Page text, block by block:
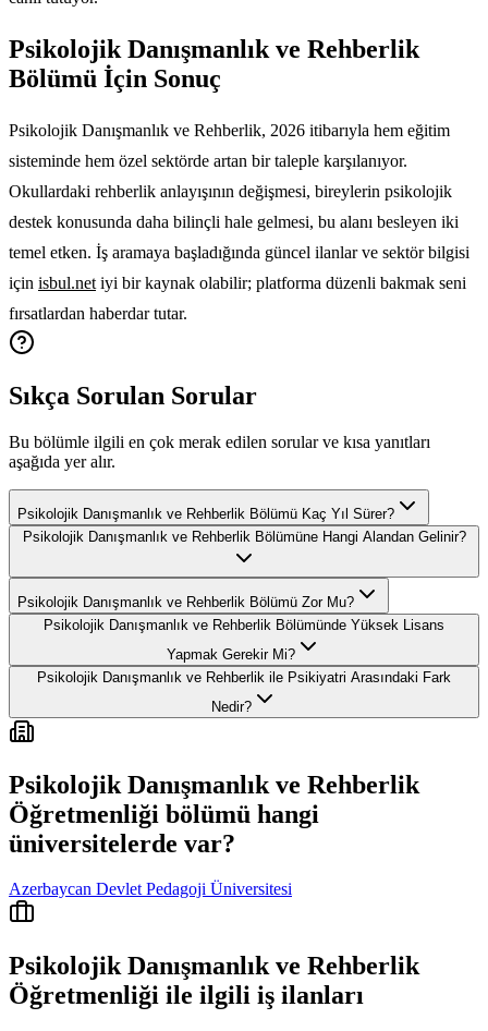
Psikolojik Danışmanlık ve Rehberlik
Bölümü İçin Sonuç
Psikolojik Danışmanlık ve Rehberlik, 2026 itibarıyla hem eğitim
sisteminde hem özel sektörde artan bir taleple karşılanıyor.
Okullardaki rehberlik anlayışının değişmesi, bireylerin psikolojik
destek konusunda daha bilinçli hale gelmesi, bu alanı besleyen iki
temel etken. İş aramaya başladığında güncel ilanlar ve sektör bilgisi
için isbul.net iyi bir kaynak olabilir; platforma düzenli bakmak seni
fırsatlardan haberdar tutar.
Sıkça Sorulan Sorular
Bu bölümle ilgili en çok merak edilen sorular ve kısa yanıtları
aşağıda yer alır.
Psikolojik Danışmanlık ve Rehberlik Bölümü Kaç Yıl Sürer?
Psikolojik Danışmanlık ve Rehberlik Bölümüne Hangi Alandan Gelinir?
Psikolojik Danışmanlık ve Rehberlik Bölümü Zor Mu?
Psikolojik Danışmanlık ve Rehberlik Bölümünde Yüksek Lisans
Yapmak Gerekir Mi?
Psikolojik Danışmanlık ve Rehberlik ile Psikiyatri Arasındaki Fark
Nedir?
Psikolojik Danışmanlık ve Rehberlik
Öğretmenliği bölümü hangi
üniversitelerde var?
Azerbaycan Devlet Pedagoji Üniversitesi
Psikolojik Danışmanlık ve Rehberlik
Öğretmenliği ile ilgili iş ilanları